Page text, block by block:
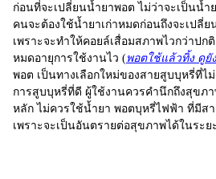
ก่อนที่จะเปลี่ยนน้ำยาพอต ไม่ว่าจะเป็นน้ำ
คนจะต้องใช้น้ำยาเก่าหมดก่อนถึงจะเปลี่
เพราะจะทำให้คอยล์เสื่อมสภาพไวกว่าปก
หมดอายุการใช้งานไว (พอตใช้แล้วทิ้ง ดูยั
พอต เป็นทางเลือกใหม่ของสายสูบบุหรี่ที่ไ
การสูบบุหรี่ที่ดี ผู้ใช้งานควรคำนึกถึงสุขภ
หลัก ไม่ควรใช้น้ำยา พอตบุหรี่ไฟฟ้า ที่มีส
เพราะจะเป็นอันตรายต่อสุขภาพได้ในระย